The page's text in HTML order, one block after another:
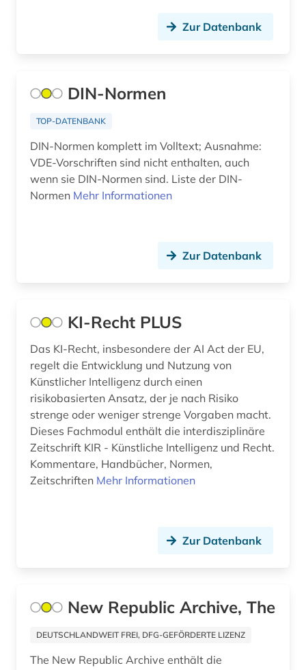
ammianus marcellinus (1)
amtliche statistik (2)
amtliche veröffentlichung (1)
analysen (2)
analysis (1)
analytische chemie (2)
anarchie (1)
anarchismus (1)
anarchosyndikalismus (1)
angewandte kinesiologie (1)
angewandte linguistik (1)
angewandte mathematik (1)
Zur Datenbank
DIN-Normen
TOP-DATENBANK
DIN-Normen komplett im Volltext; Ausnahme:
VDE-Vorschriften sind nicht enthalten, auch
wenn sie DIN-Normen sind. Liste der DIN-
Normen Mehr Informationen
Zur Datenbank
KI-Recht PLUS
Das KI-Recht, insbesondere der AI Act der EU,
regelt die Entwicklung und Nutzung von
Künstlicher Intelligenz durch einen
risikobasierten Ansatz, der je nach Risiko
strenge oder weniger strenge Vorgaben macht.
Dieses Fachmodul enthält die interdisziplinäre
Zeitschrift KIR - Künstliche Intelligenz und Recht.
Kommentare, Handbücher, Normen,
Zeitschriften Mehr Informationen
Zur Datenbank
New Republic Archive, The
DEUTSCHLANDWEIT FREI, DFG-GEFÖRDERTE LIZENZ
The New Republic Archive enthält die